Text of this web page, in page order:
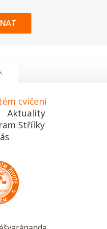
cvičení
Aktuality
Střílky